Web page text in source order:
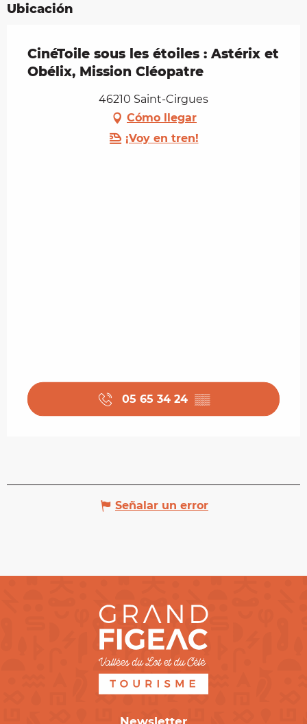
Ubicación
CinéToile sous les étoiles : Astérix et
Obélix, Mission Cléopatre
46210 Saint-Cirgues
Cómo llegar
¡Voy en tren!
05 65 34 24 ▒▒
Señalar un error